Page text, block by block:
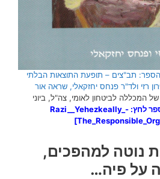
תב"צים – תופעת התוצאות הבלתי
רזי ולד"ר פנחס יחזקאלי, שראה אור
המכללה לביטחון לאומי, צה"ל, ביוני
לחץ: Razi__Yehezkeally_-
]
נוטה למהפכים,
על פיה…